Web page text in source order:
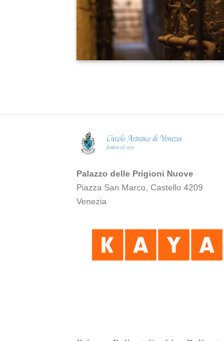
Palazzo delle Prigioni Nuove
Piazza San Marco, Castello 4209
Venezia